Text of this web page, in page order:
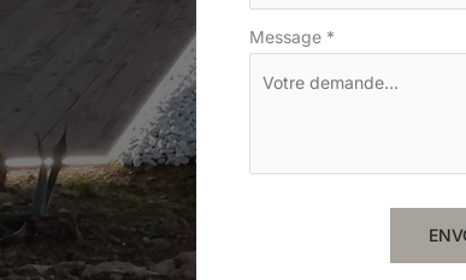
Message *